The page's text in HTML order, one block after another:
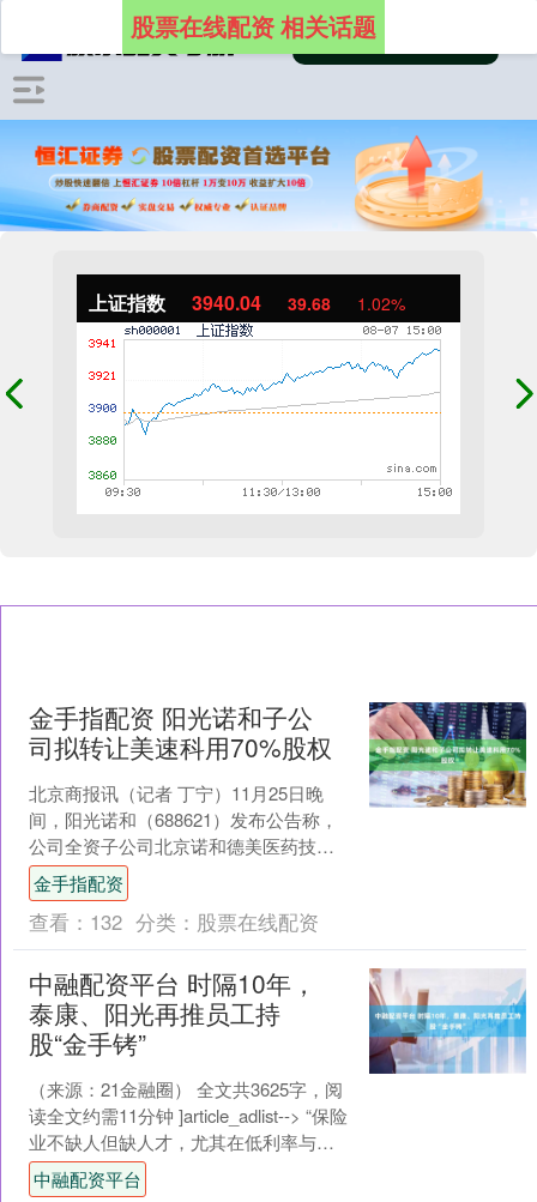
上证指数 3940.04 39.68 1.02%
股票在线配资 相关话题
金手指配资 阳光诺和子公
司拟转让美速科用70%股权
北京商报讯（记者 丁宁）11月25日晚
间，阳光诺和（688621）发布公告称，
公司全资子公司北京诺和德美医药技术
有限公司（以下简称“诺和德美”）与北京
中健培联医....
金手指配资
查看： 132 分类： 股票在线配资
中融配资平台 时隔10年，
泰康、阳光再推员工持
股“金手铐”
（来源：21金融圈） 全文共3625字，阅
读全文约需11分钟 ]article_adlist--> “保险
业不缺人但缺人才，尤其在低利率与资
本市场波动下，留住精....
中融配资平台